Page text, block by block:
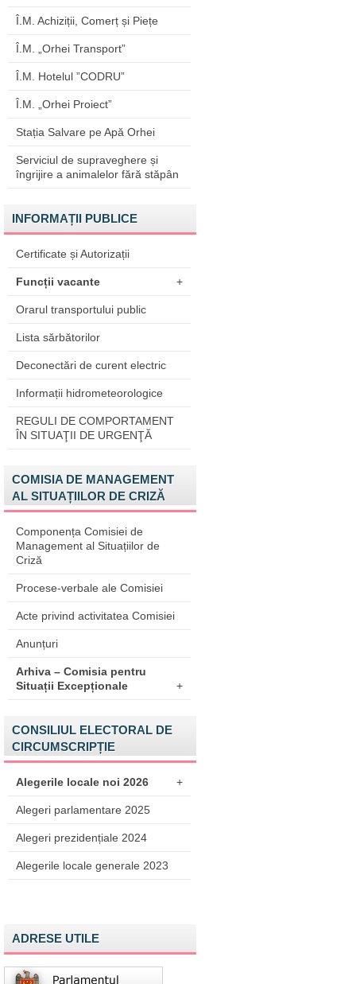
Î.M. Achiziții, Comerț și Piețe
Î.M. „Orhei Transport”
Î.M. Hotelul ”CODRU”
Î.M. „Orhei Proiect”
Stația Salvare pe Apă Orhei
Serviciul de supraveghere și
îngrijire a animalelor fără stăpân
INFORMAȚII PUBLICE
Certificate și Autorizații
Funcții vacante +
Orarul transportului public
Lista sărbătorilor
Deconectări de curent electric
Informații hidrometeorologice
REGULI DE COMPORTAMENT
ÎN SITUAŢII DE URGENŢĂ
COMISIA DE MANAGEMENT
AL SITUAȚIILOR DE CRIZĂ
Componența Comisiei de
Management al Situațiilor de
Criză
Procese-verbale ale Comisiei
Acte privind activitatea Comisiei
Anunțuri
Arhiva – Comisia pentru
Situații Excepționale
+
CONSILIUL ELECTORAL DE
CIRCUMSCRIPȚIE
Alegerile locale noi 2026 +
Alegeri parlamentare 2025
Alegeri prezidențiale 2024
Alegerile locale generale 2023
ADRESE UTILE